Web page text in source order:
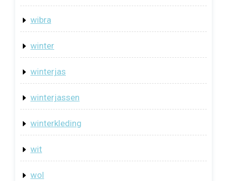
wibra
winter
winterjas
winterjassen
winterkleding
wit
wol